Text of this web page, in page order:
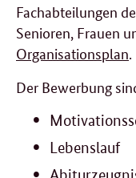
Fachabteilungen
Senioren, Frauen
Organisationsplan.
Der Bewerbung
Lebenslauf